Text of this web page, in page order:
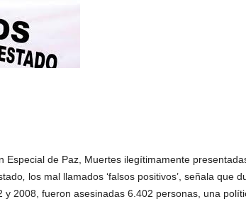
Especial de Paz, Muertes ilegítimamente
, los mal llamados ‘falsos positivos’, señala que
y 2008, fueron asesinadas 6.402 personas, una